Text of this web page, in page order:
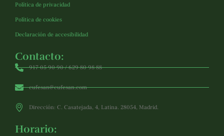
Política de privacidad
Política de cookies
Declaración de accesibilidad
Contacto:
917 05 90 90 / 629 80 98 88
cufesan@cufesan.com
Dirección: C. Casatejada, 4, Latina. 28054, Madrid.
Horario: